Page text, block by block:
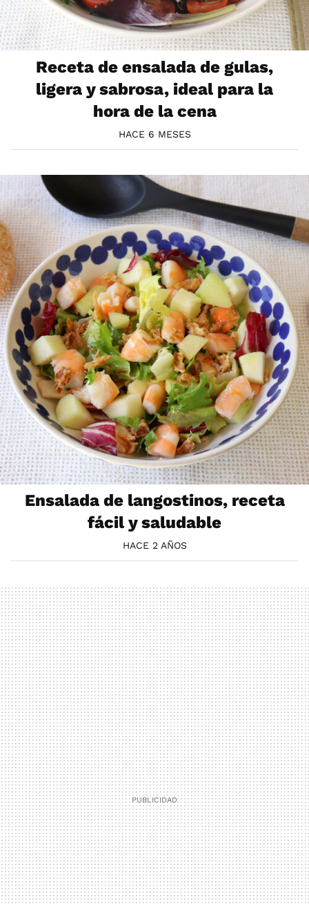
Receta de ensalada de gulas,
ligera y sabrosa, ideal para la
hora de la cena
HACE 6 MESES
Ensalada de langostinos, receta
fácil y saludable
HACE 2 AÑOS